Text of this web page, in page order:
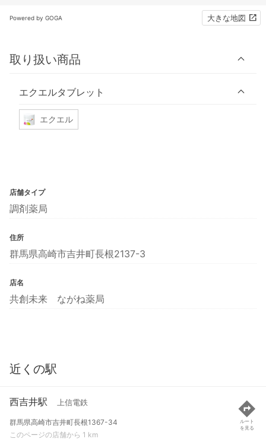
Powered by GOGA 大きな地図
取り扱い商品
エクエルタブレット
エクエル
店舗タイプ
調剤薬局
住所
群馬県高崎市吉井町長根2137-3
店名
共創未来 ながね薬局
近くの駅
西吉井駅 上信電鉄
群馬県高崎市吉井町長根1367-34
このページの店舗から 1 km
ルート
を見る